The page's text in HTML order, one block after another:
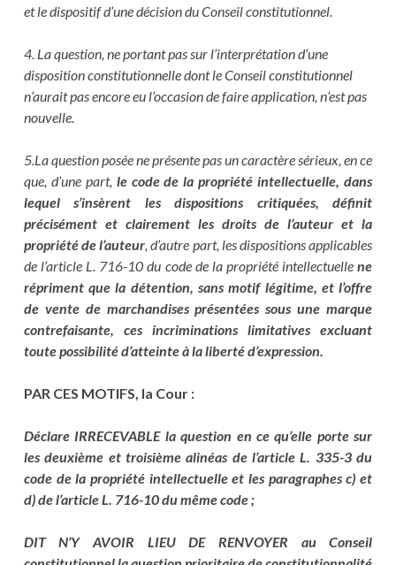
et le dispositif d’une décision du Conseil constitutionnel.
4. La question, ne portant pas sur l’interprétation d’une
disposition constitutionnelle dont le Conseil constitutionnel
n’aurait pas encore eu l’occasion de faire application, n’est pas
nouvelle.
5.La question posée ne présente pas un caractère sérieux, en ce
que, d’une part, le code de la propriété intellectuelle, dans
lequel s’insèrent les dispositions critiquées, définit
précisément et clairement les droits de l’auteur et la
propriété de l’auteur, d’autre part, les dispositions applicables
de l’article L. 716-10 du code de la propriété intellectuellene
répriment que la détention, sans motif légitime, et l’offre
de vente de marchandises présentées sous une marque
contrefaisante, ces incriminations limitatives excluant
toute possibilité d’atteinte à la liberté d’expression.
PAR CES MOTIFS, la Cour :
Déclare IRRECEVABLE la question en ce qu’elle porte sur
les deuxième et troisième alinéas de l’article L. 335-3 du
code de la propriété intellectuelle et les paragraphes c) et
d) de l’article L. 716-10 du même code ;
DIT N’Y AVOIR LIEU DE RENVOYER au Conseil